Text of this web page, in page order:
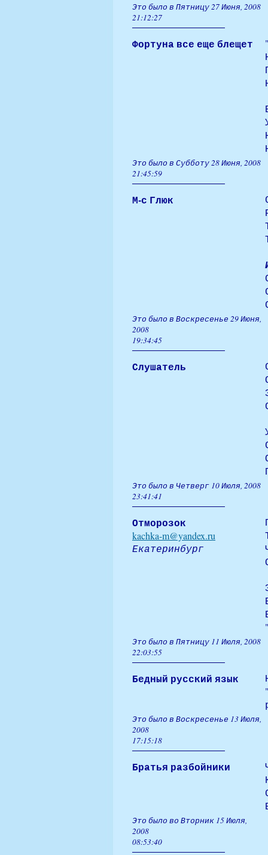
Это было в Пятницу 27 Июня, 2008
21:12:27
Фортуна все еще блещет
Это было в Субботу 28 Июня, 2008
21:45:59
М-с Глюк
Это было в Воскресенье 29 Июня,
2008
19:34:45
Слушатель
Это было в Четверг 10 Июля, 2008
23:41:41
Отморозок
kachka-m@yandex.ru
Екатеринбург
Это было в Пятницу 11 Июля, 2008
22:03:55
Бедный русский язык
Это было в Воскресенье 13 Июля,
2008
17:15:18
Братья разбойники
Это было во Вторник 15 Июля,
2008
08:53:40